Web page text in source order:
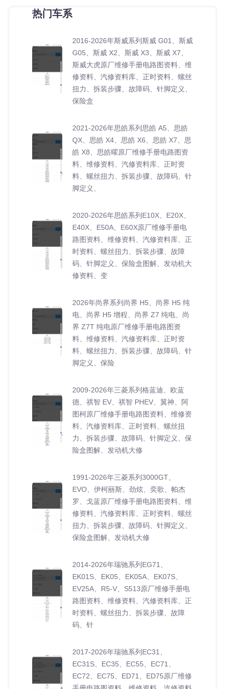
热门车系
2016-2026年斯威系列斯威 G01、斯威
G05、斯威 X2、斯威 X3、斯威 X7、
斯威大虎原厂维修手册电路图资料、维
修资料、汽修资料库、正时资料、螺丝
扭力、拆装步骤、故障码、针脚定义、
保险盒
2021-2026年思皓系列思皓 A5、思皓
QX、思皓 X4、思皓 X6、思皓 X7、思
皓 X8、思皓曜原厂维修手册电路图资
料、维修资料、汽修资料库、正时资
料、螺丝扭力、拆装步骤、故障码、针
脚定义、
2020-2026年思皓系列E10X、E20X、
E40X、E50A、E60X原厂维修手册电
路图资料、维修资料、汽修资料库、正
时资料、螺丝扭力、拆装步骤、故障
码、针脚定义、保险盒图解、发动机大
修资料、变
2026年尚界系列尚界 H5、尚界 H5 纯
电、尚界 H5 增程、尚界 Z7 纯电、尚
界 Z7T 纯电原厂维修手册电路图资
料、维修资料、汽修资料库、正时资
料、螺丝扭力、拆装步骤、故障码、针
脚定义、保险
2009-2026年三菱系列格蓝迪、欧蓝
德、祺智 EV、祺智 PHEV、翼神、阿
图柯原厂维修手册电路图资料、维修资
料、汽修资料库、正时资料、螺丝扭
力、拆装步骤、故障码、针脚定义、保
险盒图解、发动机大修
1991-2026年三菱系列3000GT、
EVO、伊柯丽斯、劲炫、奕歌、帕杰
罗、戈蓝原厂维修手册电路图资料、维
修资料、汽修资料库、正时资料、螺丝
扭力、拆装步骤、故障码、针脚定义、
保险盒图解、发动机大修
2014-2026年瑞驰系列EG71、
EK01S、EK05、EK05A、EK07S、
EV25A、R5-V、S513原厂维修手册电
路图资料、维修资料、汽修资料库、正
时资料、螺丝扭力、拆装步骤、故障
码、针
2017-2026年瑞驰系列EC31、
EC31S、EC35、EC55、EC71、
EC72、EC75、ED71、ED75原厂维修